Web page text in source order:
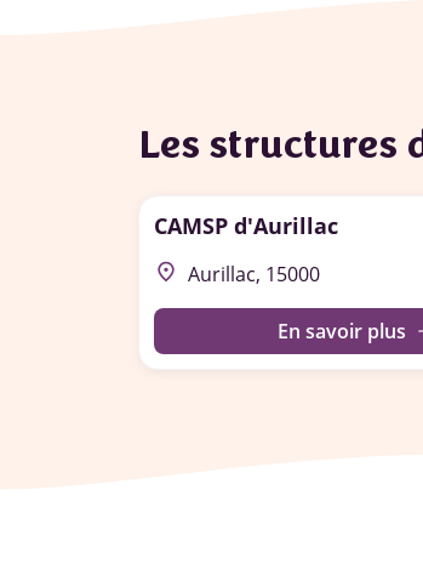
Les structures
CAMSP d'Aurillac
place Aurillac, 15000
En savoir plus